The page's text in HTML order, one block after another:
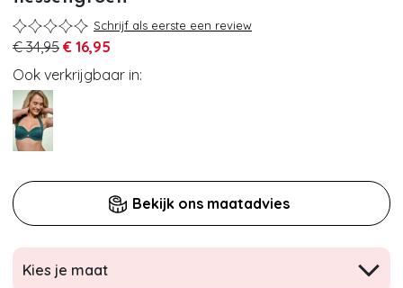
Schrijf als eerste een review
€ 34,95 € 16,95
Ook verkrijgbaar in:
Bekijk ons maatadvies
Kies je maat